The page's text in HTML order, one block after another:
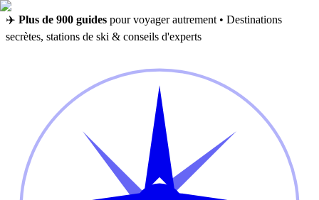
✈️ Plus de 900 guides pour voyager autrement • Destinations
secrètes, stations de ski & conseils d'experts